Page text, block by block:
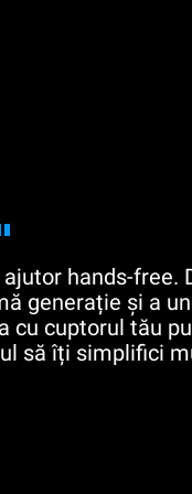
ajutor hands-free.
generație și a
cu cuptorul tău
să îți simplifici